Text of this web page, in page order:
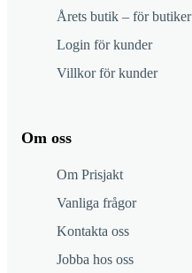
Årets butik – för butiker
Login för kunder
Villkor för kunder
Om oss
Om Prisjakt
Vanliga frågor
Kontakta oss
Jobba hos oss